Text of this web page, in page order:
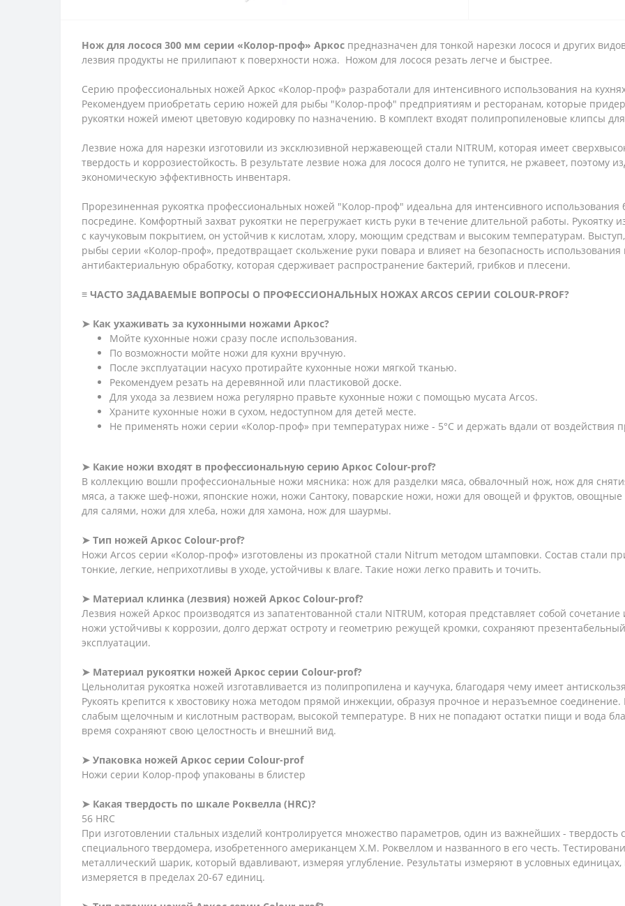
Нож для лосося 300 мм серии «Колор-проф» Аркос предназначен для тонкой нарезки лосося и других
лезвия продукты не прилипают к поверхности ножа. Ножом для лосося резать легче и быстрее.
Серию профессиональных ножей Аркос «Колор-проф» разработали для интенсивного использования на
Рекомендуем приобретать серию ножей для рыбы "Колор-проф" предприятиям и ресторанам, которые
рукоятки ножей имеют цветовую кодировку по назначению. В комплект входят полипропиленовые клипсы
Лезвие ножа для нарезки изготовили из эксклюзивной нержавеющей стали NITRUM, которая имеет
твердость и коррозиестойкость. В результате лезвие ножа для лосося долго не тупится, не ржавеет, поэтому
экономическую эффективность инвентаря.
Прорезиненная рукоятка профессиональных ножей "Колор-проф" идеальна для интенсивного
посредине. Комфортный захват рукоятки не перегружает кисть руки в течение длительной работы. Рукоятку
с каучуковым покрытием, он устойчив к кислотам, хлору, моющим средствам и высоким температурам.
рыбы серии «Колор-проф», предотвращает скольжение руки повара и влияет на безопасность использования
антибактериальную обработку, которая сдерживает распространение бактерий, грибков и плесени.
≡ ЧАСТО ЗАДАВАЕМЫЕ ВОПРОСЫ О ПРОФЕССИОНАЛЬНЫХ НОЖАХ ARCOS СЕРИИ СOLOUR-PROF?
➤ Как ухаживать за кухонными ножами Аркос?
Мойте кухонные ножи сразу после использования.
По возможности мойте ножи для кухни вручную.
После эксплуатации насухо протирайте кухонные ножи мягкой тканью.
Рекомендуем резать на деревянной или пластиковой доске.
Для ухода за лезвием ножа регулярно правьте кухонные ножи с помощью мусата Arcos.
Храните кухонные ножи в сухом, недоступном для детей месте.
Не применять ножи серии «Колор-проф» при температурах ниже - 5°С и держать вдали от воздействия
➤ Какие ножи входят в профессиональную серию Аркос Сolour-prof?
В коллекцию вошли профессиональные ножи мясника: нож для разделки мяса, обвалочный нож, нож для
мяса, а также шеф-ножи, японские ножи, ножи Сантоку, поварские ножи, ножи для овощей и фруктов,
для салями, ножи для хлеба, ножи для хамона, нож для шаурмы.
➤ Тип ножей Аркос Сolour-prof?
Ножи Arcos серии «Колор-проф» изготовлены из прокатной стали Nitrum методом штамповки. Состав стали
тонкие, легкие, неприхотливы в уходе, устойчивы к влаге. Такие ножи легко править и точить.
➤ Материал клинка (лезвия) ножей Аркос Сolour-prof?
Лезвия ножей Аркос производятся из запатентованной стали NITRUM, которая представляет собой
ножи устойчивы к коррозии, долго держат остроту и геометрию режущей кромки, сохраняют
эксплуатации.
➤ Материал рукоятки ножей Аркос серии Сolour-prof?
Цельнолитая рукоятка ножей изготавливается из полипропилена и каучука, благодаря чему имеет
Рукоять крепится к хвостовику ножа методом прямой инжекции, образуя прочное и неразъемное
слабым щелочным и кислотным растворам, высокой температуре. В них не попадают остатки пищи и вода
время сохраняют свою целостность и внешний вид.
➤ Упаковка ножей Аркос серии Сolour-prof
Ножи серии Колор-проф упакованы в блистер
➤ Какая твердость по шкале Роквелла (HRC)?
56 HRC
При изготовлении стальных изделий контролируется множество параметров, один из важнейших -
специального твердомера, изобретенного американцем Х.М. Роквеллом и названного в его честь.
металлический шарик, который вдавливают, измеряя углубление. Результаты измеряют в условных
измеряется в пределах 20-67 единиц.